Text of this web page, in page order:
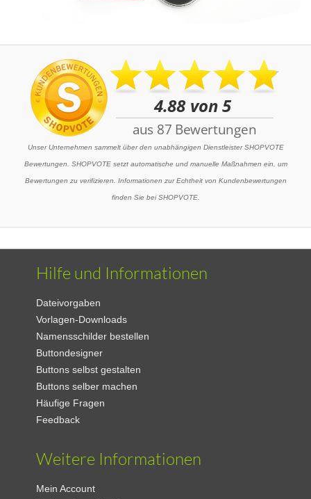
Unser Unternehmen sammelt über den unabhängigen Dienstleister SHOPVOTE
Bewertungen. SHOPVOTE setzt automatische und manuelle Maßnahmen ein, um
Bewertungen zu verifizieren. Informationen zur Echtheit von Kundenbewertungen
finden Sie bei SHOPVOTE.
Hilfe und Informationen
Dateivorgaben
Vorlagen-Downloads
Namensschilder bestellen
Buttondesigner
Buttons selbst gestalten
Buttons selber machen
Häufige Fragen
Feedback
Weitere Informationen
Mein Account